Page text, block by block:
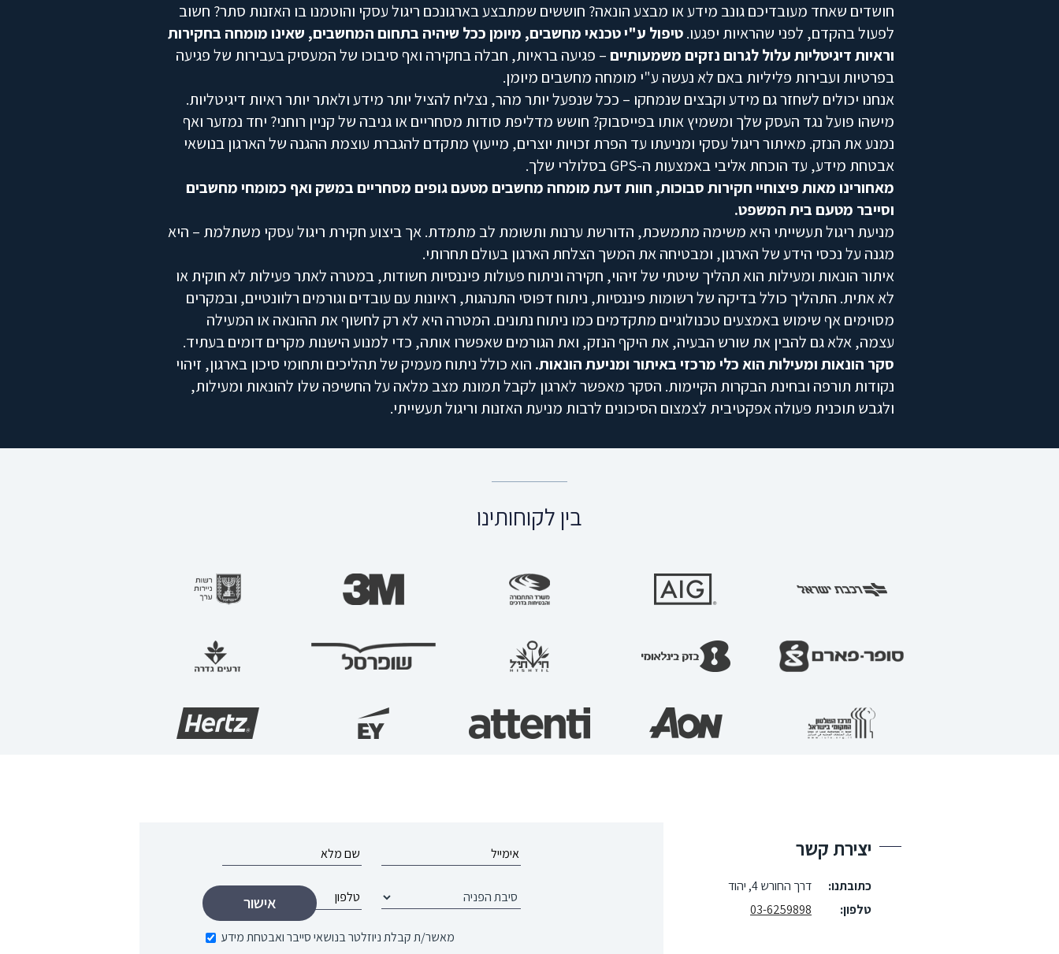
חושדים שאחד מעובדיכם גונב מידע או מבצע הונאה? חוששים שמתבצע בארגונכם ריגול עסקי והוטמנו בו האזנות סתר? חשוב
לפעול בהקדם, לפני שהראיות יפגעו.טיפול ע"י טכנאי מחשבים, מיומן ככל שיהיה בתחום המחשבים, שאינו מומחה בחקירות
וראיות דיגיטליות עלול לגרום נזקים משמעותיים– פגיעה בראיות, חבלה בחקירה ואף סיבוכו של המעסיק בעבירות של פגיעה
בפרטיות ועבירות פליליות באם לא נעשה ע"י מומחה מחשבים מיומן.
אנחנו יכולים לשחזר גם מידע וקבצים שנמחקו – ככל שנפעל יותר מהר, נצליח להציל יותר מידע ולאתר יותר ראיות דיגיטליות.
מישהו פועל נגד העסק שלך ומשמיץ אותו בפייסבוק? חושש מדליפת סודות מסחריים או גניבה של קניין רוחני? יחד נמזער ואף
נמנע את הנזק. מאיתור ריגול עסקי ומניעתו עד הפרת זכויות יוצרים, מייעוץ מתקדם להגברת עוצמת ההגנה של הארגון בנושאי
אבטחת מידע, עד הוכחת אליבי באמצעות ה-GPS בסלולרי שלך.
מאחורינו מאות פיצוחיי חקירות סבוכות, חוות דעת מומחה מחשבים מטעם גופים מסחריים במשק ואף כמומחי מחשבים
וסייבר מטעם בית המשפט.
מניעת ריגול תעשייתי היא משימה מתמשכת, הדורשת ערנות ותשומת לב מתמדת. אך ביצוע חקירת ריגול עסקי משתלמת – היא
מגנה על נכסי הידע של הארגון, ומבטיחה את המשך הצלחת הארגון בעולם תחרותי.
איתור הונאות ומעילות הוא תהליך שיטתי של זיהוי, חקירה וניתוח פעולות פיננסיות חשודות, במטרה לאתר פעילות לא חוקית או
לא אתית. התהליך כולל בדיקה של רשומות פיננסיות, ניתוח דפוסי התנהגות, ראיונות עם עובדים וגורמים רלוונטיים, ובמקרים
מסוימים אף שימוש באמצעים טכנולוגיים מתקדמים כמו ניתוח נתונים. המטרה היא לא רק לחשוף את ההונאה או המעילה
עצמה, אלא גם להבין את שורש הבעיה, את היקף הנזק, ואת הגורמים שאפשרו אותה, כדי למנוע הישנות מקרים דומים בעתיד.
סקר הונאות ומעילות הוא כלי מרכזי באיתור ומניעת הונאות. הוא כולל ניתוח מעמיק של תהליכים ותחומי סיכון בארגון, זיהוי
נקודות תורפה ובחינת הבקרות הקיימות. הסקר מאפשר לארגון לקבל תמונת מצב מלאה על החשיפה שלו להונאות ומעילות,
ולגבש תוכנית פעולה אפקטיבית לצמצום הסיכונים לרבות מניעת האזנות וריגול תעשייתי.
בין לקוחותינו
יצירת קשר
כתובתנו:
דרך החורש 4, יהוד
טלפון:
03-6259898
מאשר/ת קבלת ניוזלטר בנושאי סייבר ואבטחת מידע